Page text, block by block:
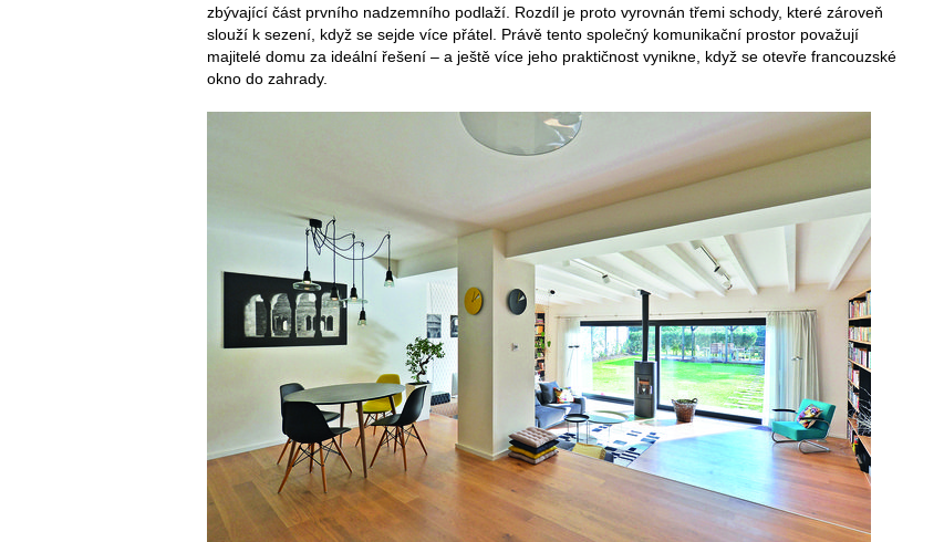
zbývající část prvního nadzemního podlaží. Rozdíl je proto vyrovnán třemi schody, které zároveň
slouží k sezení, když se sejde více přátel. Právě tento společný komunikační prostor považují
majitelé domu za ideální řešení – a ještě více jeho praktičnost vynikne, když se otevře francouzské
okno do zahrady.